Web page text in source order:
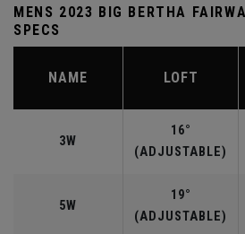
MENS 2023 BIG BERTHA
SPECS
NAME LOFT
3W
16°
(ADJUSTABLE)
5W
19°
(ADJUSTABLE)